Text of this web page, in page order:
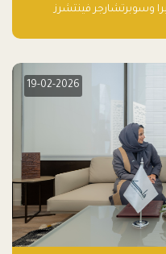
وسوبرتشارجر فينتشرز
19-02-2026